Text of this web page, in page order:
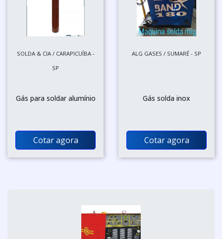
SOLDA & CIA / CARAPICUÍBA -
SP
Gás para soldar alumínio
Cotar agora
ALG GASES / SUMARÉ - SP
Gás solda inox
Cotar agora